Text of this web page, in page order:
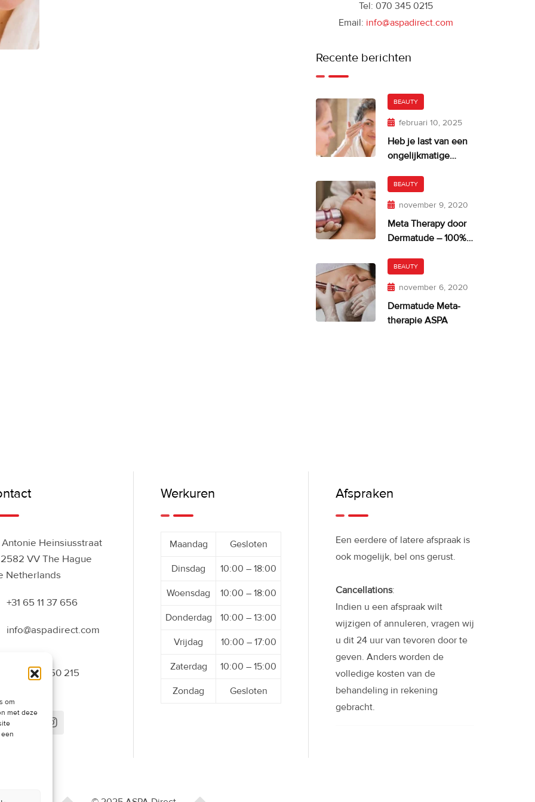
om
met deze
Tel: 070 345 0215
Email: info@aspadirect.com
Recente berichten
BEAUTY
februari 10, 2025
Heb je last van een
ongelijkmatige
BEAUTY
november 9, 2020
Meta Therapy door
Dermatude – 100%
BEAUTY
november 6, 2020
Dermatude Meta-
therapie ASPA
Antonie Heinsiusstraat
VV The Hague
Netherlands
+31 65 11 37 656
info@aspadirect.com
+31 70 34 50 215
Werkuren
Maandag Gesloten
Dinsdag 10:00 – 18:00
Woensdag 10:00 – 18:00
Donderdag 10:00 – 13:00
Vrijdag 10:00 – 17:00
Zaterdag 10:00 – 15:00
Zondag Gesloten
Afspraken
Een eerdere of latere afspraak is
ook mogelijk, bel ons gerust.
Cancellations:
Indien u een afspraak wilt
wijzigen of annuleren, vragen wij
u dit 24 uur van tevoren door te
geven. Anders worden de
volledige kosten van de
behandeling in rekening
gebracht.